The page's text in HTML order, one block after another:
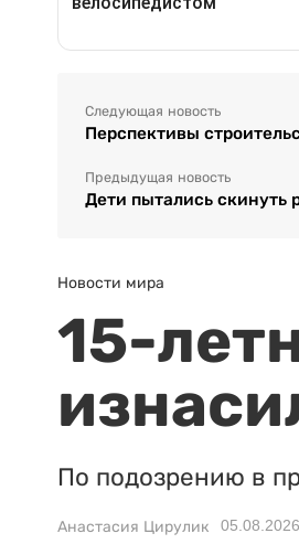
Следующая новость
Перспективы
Предыдущая новость
Дети пытались скинуть
Новости мира
15-
По подозрению в
Анастасия Цирулик